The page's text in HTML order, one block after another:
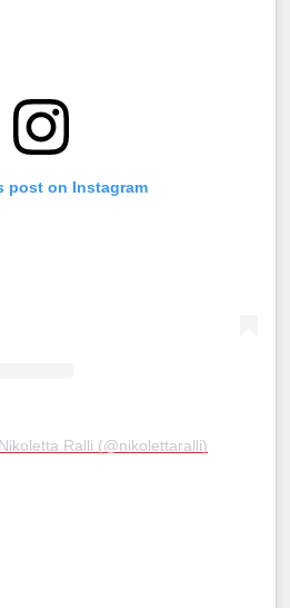
post on Instagram
Ralli (@nikolettaralli)